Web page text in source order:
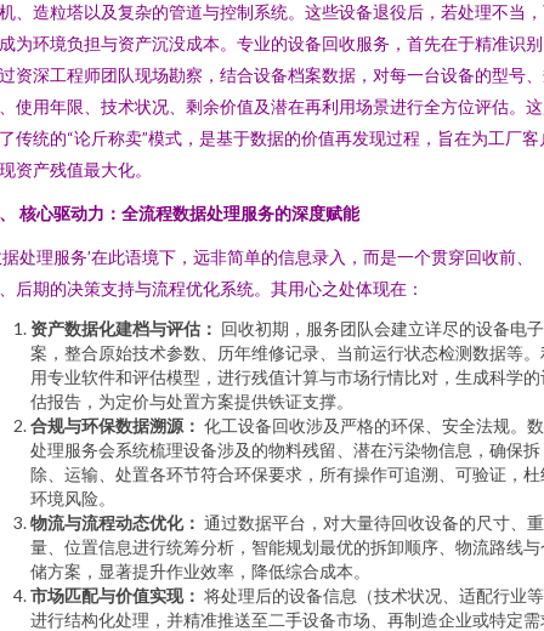
、造粒塔以及复杂的管道与控制系统。这些设备退役后，若处理不当
为环境负担与资产沉没成本。专业的设备回收服务，首先在于精准识
资深工程师团队现场勘察，结合设备档案数据，对每一台设备的型号
使用年限、技术状况、剩余价值及潜在再利用场景进行全方位评估。
传统的“论斤称卖”模式，是基于数据的价值再发现过程，旨在为工厂客
资产残值最大化。
核心驱动力：全流程数据处理服务的深度赋能
据处理服务’在此语境下，远非简单的信息录入，而是一个贯穿回收前、
后期的决策支持与流程优化系统。其用心之处体现在：
资产数据化建档与评估： 回收初期，服务团队会建立详尽的设备电
案，整合原始技术参数、历年维修记录、当前运行状态检测数据等。
用专业软件和评估模型，进行残值计算与市场行情比对，生成科学的
估报告，为定价与处置方案提供铁证支撑。
合规与环保数据溯源： 化工设备回收涉及严格的环保、安全法规。
处理服务会系统梳理设备涉及的物料残留、潜在污染物信息，确保拆
除、运输、处置各环节符合环保要求，所有操作可追溯、可验证，杜
环境风险。
物流与流程动态优化： 通过数据平台，对大量待回收设备的尺寸、重
量、位置信息进行统筹分析，智能规划最优的拆卸顺序、物流路线与
储方案，显著提升作业效率，降低综合成本。
市场匹配与价值实现： 将处理后的设备信息（技术状况、适配行业
进行结构化处理，并精准推送至二手设备市场、再制造企业或特定需